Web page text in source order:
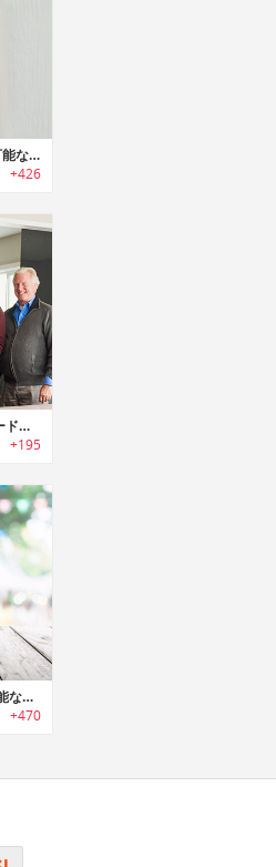
Xchime｜スマホで来客応答可能な1080p HDライブビデオカメラ搭載ドアベル「エックスチャイム」
+426
Aire｜自動飛行セキュリティードローン「エアー」
+195
EYEBALL｜どこにでも設置可能なポータブルセキュリティカメラ「アイボール」
+470